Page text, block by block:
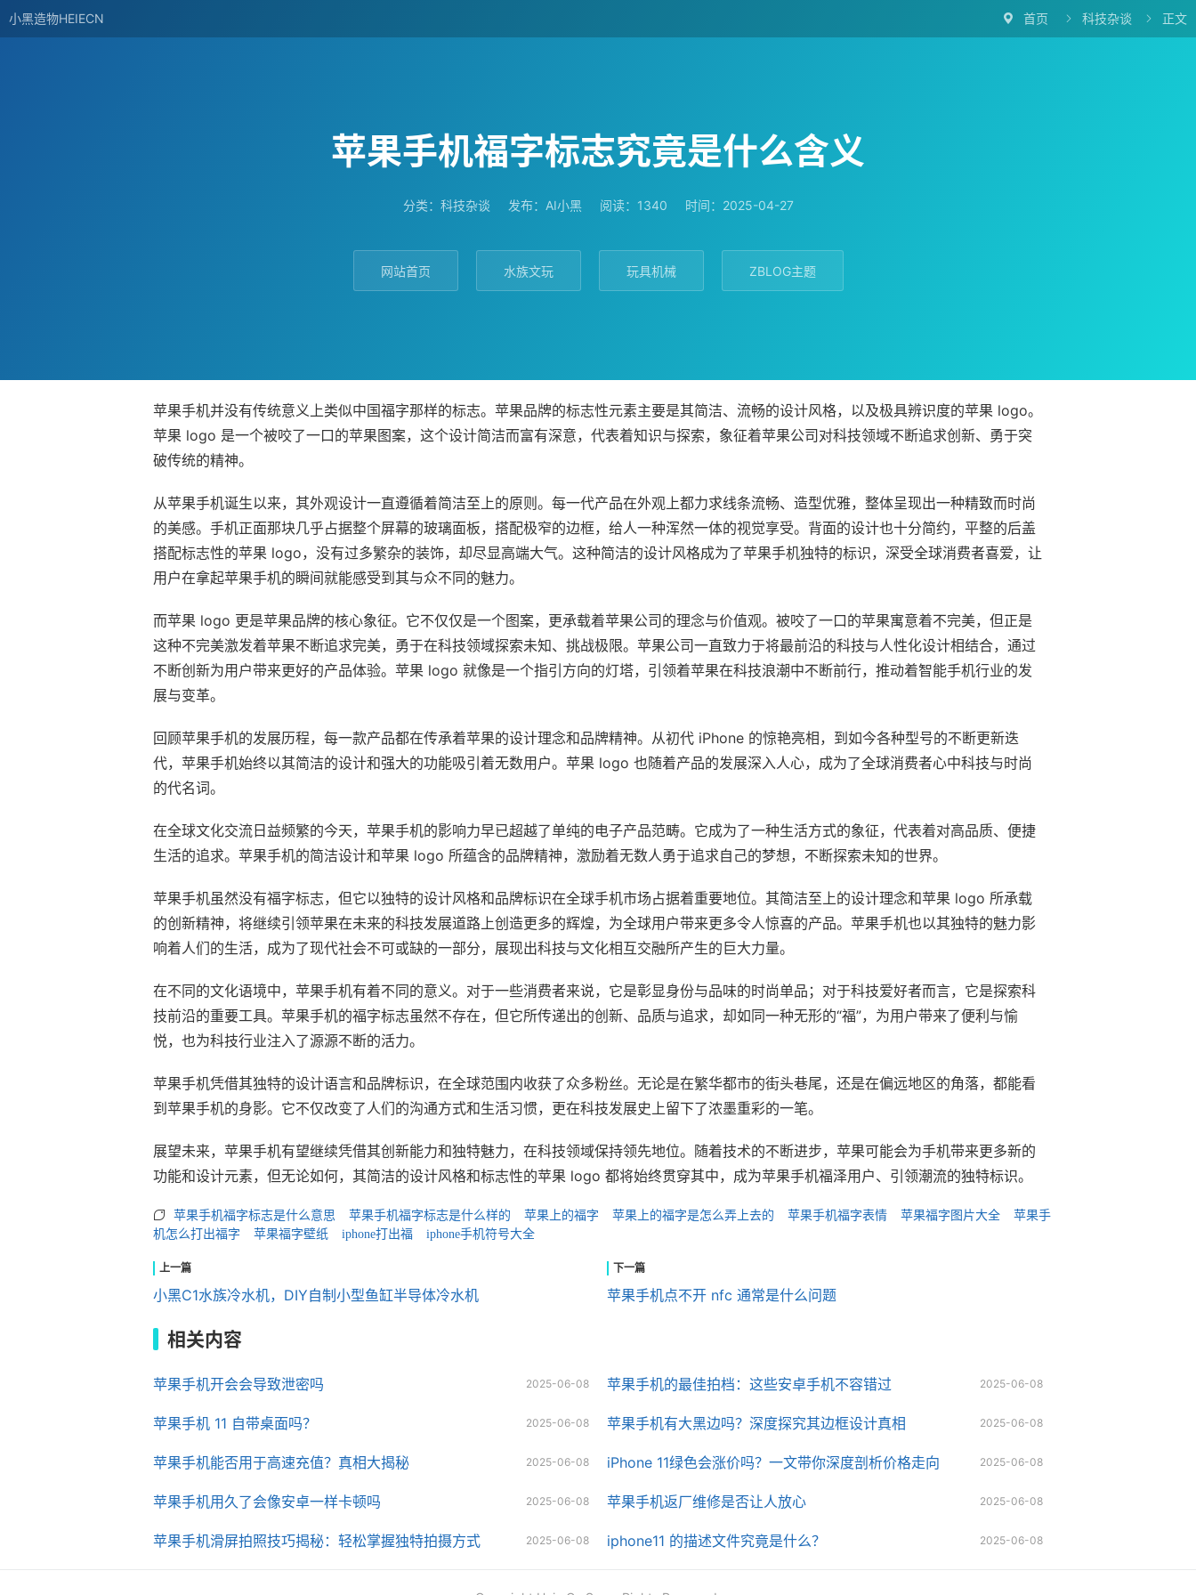
小黑造物HEIECN  首页  科技杂谈  正文
苹果手机福字标志究竟是什么含义
分类： 科技杂谈 发布：AI小黑 阅读：1340 时间：2025-04-27
网站首页 水族文玩 玩具机械 ZBLOG主题
苹果手机并没有传统意义上类似中国福字那样的标志。苹果品牌的标志性元素主要是其简洁、流畅的设计风格，以及极具辨识度的苹果 logo。
苹果 logo 是一个被咬了一口的苹果图案，这个设计简洁而富有深意，代表着知识与探索，象征着苹果公司对科技领域不断追求创新、勇于突
破传统的精神。
从苹果手机诞生以来，其外观设计一直遵循着简洁至上的原则。每一代产品在外观上都力求线条流畅、造型优雅，整体呈现出一种精致而时尚
的美感。手机正面那块几乎占据整个屏幕的玻璃面板，搭配极窄的边框，给人一种浑然一体的视觉享受。背面的设计也十分简约，平整的后盖
搭配标志性的苹果 logo，没有过多繁杂的装饰，却尽显高端大气。这种简洁的设计风格成为了苹果手机独特的标识，深受全球消费者喜爱，让
用户在拿起苹果手机的瞬间就能感受到其与众不同的魅力。
而苹果 logo 更是苹果品牌的核心象征。它不仅仅是一个图案，更承载着苹果公司的理念与价值观。被咬了一口的苹果寓意着不完美，但正是
这种不完美激发着苹果不断追求完美，勇于在科技领域探索未知、挑战极限。苹果公司一直致力于将最前沿的科技与人性化设计相结合，通过
不断创新为用户带来更好的产品体验。苹果 logo 就像是一个指引方向的灯塔，引领着苹果在科技浪潮中不断前行，推动着智能手机行业的发
展与变革。
回顾苹果手机的发展历程，每一款产品都在传承着苹果的设计理念和品牌精神。从初代 iPhone 的惊艳亮相，到如今各种型号的不断更新迭
代，苹果手机始终以其简洁的设计和强大的功能吸引着无数用户。苹果 logo 也随着产品的发展深入人心，成为了全球消费者心中科技与时尚
的代名词。
在全球文化交流日益频繁的今天，苹果手机的影响力早已超越了单纯的电子产品范畴。它成为了一种生活方式的象征，代表着对高品质、便捷
生活的追求。苹果手机的简洁设计和苹果 logo 所蕴含的品牌精神，激励着无数人勇于追求自己的梦想，不断探索未知的世界。
苹果手机虽然没有福字标志，但它以独特的设计风格和品牌标识在全球手机市场占据着重要地位。其简洁至上的设计理念和苹果 logo 所承载
的创新精神，将继续引领苹果在未来的科技发展道路上创造更多的辉煌，为全球用户带来更多令人惊喜的产品。苹果手机也以其独特的魅力影
响着人们的生活，成为了现代社会不可或缺的一部分，展现出科技与文化相互交融所产生的巨大力量。
在不同的文化语境中，苹果手机有着不同的意义。对于一些消费者来说，它是彰显身份与品味的时尚单品；对于科技爱好者而言，它是探索科
技前沿的重要工具。苹果手机的福字标志虽然不存在，但它所传递出的创新、品质与追求，却如同一种无形的“福”，为用户带来了便利与愉
悦，也为科技行业注入了源源不断的活力。
苹果手机凭借其独特的设计语言和品牌标识，在全球范围内收获了众多粉丝。无论是在繁华都市的街头巷尾，还是在偏远地区的角落，都能看
到苹果手机的身影。它不仅改变了人们的沟通方式和生活习惯，更在科技发展史上留下了浓墨重彩的一笔。
展望未来，苹果手机有望继续凭借其创新能力和独特魅力，在科技领域保持领先地位。随着技术的不断进步，苹果可能会为手机带来更多新的
功能和设计元素，但无论如何，其简洁的设计风格和标志性的苹果 logo 都将始终贯穿其中，成为苹果手机福泽用户、引领潮流的独特标识。
苹果手机福字标志是什么意思 苹果手机福字标志是什么样的 苹果上的福字 苹果上的福字是怎么弄上去的 苹果手机福字表情 苹果福字图片大全
苹果手
机怎么打出福字
苹果福字壁纸 iphone打出福 iphone手机符号大全
小黑C1水族冷水机，DIY自制小型鱼缸半导体冷水机 苹果手机点不开 nfc 通常是什么问题
相关内容
2025-06-08
苹果手机开会会导致泄密吗 2025-06-08
苹果手机的最佳拍档：这些安卓手机不容错过
2025-06-08
苹果手机 11 自带桌面吗？ 2025-06-08
苹果手机有大黑边吗？深度探究其边框设计真相
2025-06-08
苹果手机能否用于高速充值？真相大揭秘 2025-06-08
iPhone 11绿色会涨价吗？一文带你深度剖析价格走向
2025-06-08
苹果手机用久了会像安卓一样卡顿吗 2025-06-08
苹果手机返厂维修是否让人放心
2025-06-08
苹果手机滑屏拍照技巧揭秘：轻松掌握独特拍摄方式 2025-06-08
iphone11 的描述文件究竟是什么？